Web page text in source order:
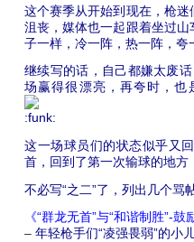
这个赛季从开始到现在，枪
沮丧，媒体也一起跟着坐过山
子一样，冷一阵，热一阵，
继续写的话，自己都嫌太废
场赢得很漂亮，再夸时，
这一场球员们的状态似乎又
首，回到了第一次输球的地方
不必写“之二”了，列出几个骂
《“群龙无首”与“和谐制胜”-鼓
– 年轻枪手们“凌强畏弱”的小